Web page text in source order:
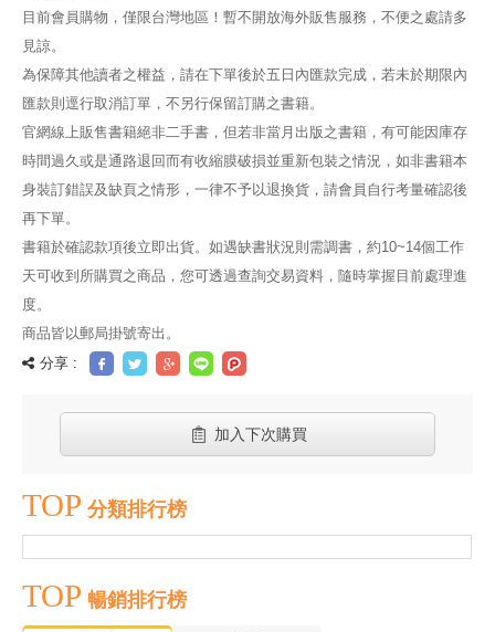
目前會員購物，僅限台灣地區！暫不開放海外販售服務，不便之處請多
見諒。
為保障其他讀者之權益，請在下單後於五日內匯款完成，若未於期限內
匯款則逕行取消訂單，不另行保留訂購之書籍。
官網線上販售書籍絕非二手書，但若非當月出版之書籍，有可能因庫存
時間過久或是通路退回而有收縮膜破損並重新包裝之情況，如非書籍本
身裝訂錯誤及缺頁之情形，一律不予以退換貨，請會員自行考量確認後
再下單。
書籍於確認款項後立即出貨。如遇缺書狀況則需調書，約10~14個工作
天可收到所購買之商品，您可透過查詢交易資料，隨時掌握目前處理進
度。
商品皆以郵局掛號寄出。
分享 :
加入下次購買
TOP 分類排行榜
TOP 暢銷排行榜